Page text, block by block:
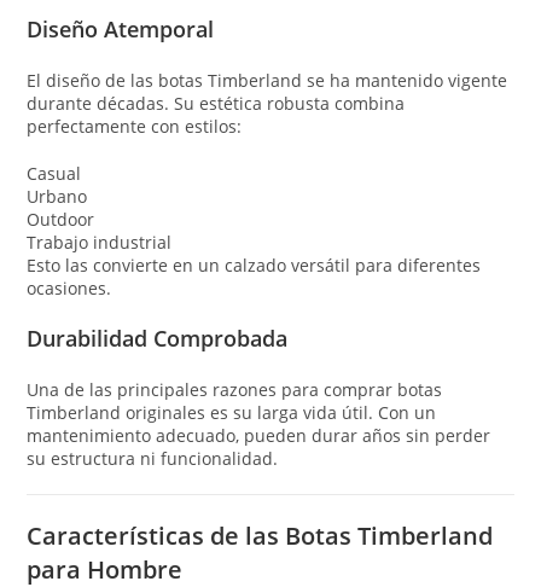
Diseño Atemporal
El diseño de las botas Timberland se ha mantenido vigente
durante décadas. Su estética robusta combina
perfectamente con estilos:
Casual
Urbano
Outdoor
Trabajo industrial
Esto las convierte en un calzado versátil para diferentes
ocasiones.
Durabilidad Comprobada
Una de las principales razones para comprar botas
Timberland originales es su larga vida útil. Con un
mantenimiento adecuado, pueden durar años sin perder
su estructura ni funcionalidad.
Características de las Botas Timberland
para Hombre